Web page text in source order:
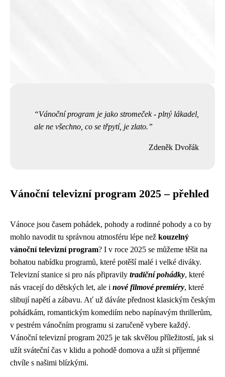
Vánoční program je jako stromeček - plný lákadel,
ale ne všechno, co se třpytí, je zlato.
Zdeněk Dvořák
Vánoční televizní program 2025 – přehled
Vánoce jsou časem pohádek, pohody a rodinné pohody a co by
mohlo navodit tu správnou atmosféru lépe než kouzelný
vánoční televizní program? I v roce 2025 se můžeme těšit na
bohatou nabídku programů, které potěší malé i velké diváky.
Televizní stanice si pro nás připravily tradiční pohádky, které
nás vracejí do dětských let, ale i nové filmové premiéry, které
slibují napětí a zábavu. Ať už dáváte přednost klasickým českým
pohádkám, romantickým komediím nebo napínavým thrillerům,
v pestrém vánočním programu si zaručeně vybere každý.
Vánoční televizní program 2025 je tak skvělou příležitostí, jak si
užít sváteční čas v klidu a pohodě domova a užít si příjemné
chvíle s našimi blízkými.